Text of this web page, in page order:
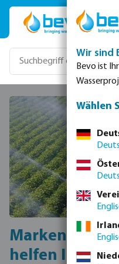
Zum Hauptinhalt springen
Marken von
helfen Ihnen
Wir sind
Bevo ist
Wählen